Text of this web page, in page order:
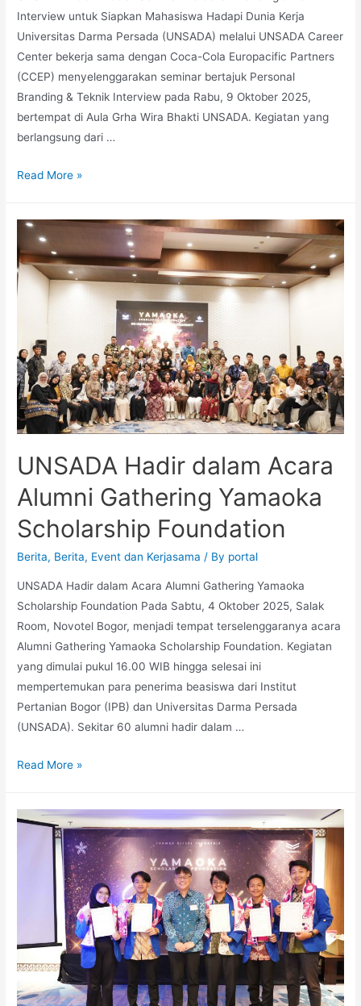
Interview untuk Siapkan Mahasiswa Hadapi Dunia Kerja
Universitas Darma Persada (UNSADA) melalui UNSADA Career
Center bekerja sama dengan Coca-Cola Europacific Partners
(CCEP) menyelenggarakan seminar bertajuk Personal
Branding & Teknik Interview pada Rabu, 9 Oktober 2025,
bertempat di Aula Grha Wira Bhakti UNSADA. Kegiatan yang
berlangsung dari …
Read More »
UNSADA Hadir dalam Acara
Alumni Gathering Yamaoka
Scholarship Foundation
Berita, Berita, Event dan Kerjasama / By portal
UNSADA Hadir dalam Acara Alumni Gathering Yamaoka
Scholarship Foundation Pada Sabtu, 4 Oktober 2025, Salak
Room, Novotel Bogor, menjadi tempat terselenggaranya acara
Alumni Gathering Yamaoka Scholarship Foundation. Kegiatan
yang dimulai pukul 16.00 WIB hingga selesai ini
mempertemukan para penerima beasiswa dari Institut
Pertanian Bogor (IPB) dan Universitas Darma Persada
(UNSADA). Sekitar 60 alumni hadir dalam …
Read More »